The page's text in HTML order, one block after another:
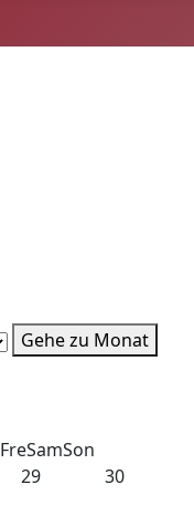
Gehe zu Monat
FreSamSon
29 30